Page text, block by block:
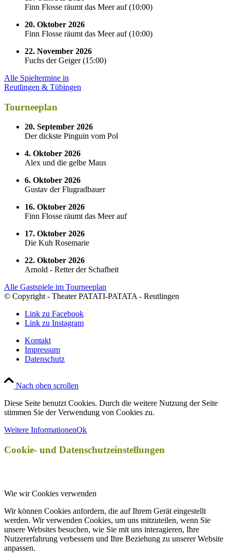
Finn Flosse räumt das Meer auf(10:00)
20. Oktober 2026
Finn Flosse räumt das Meer auf(10:00)
22. November 2026
Fuchs der Geiger(15:00)
Alle Spieltermine in
Reutlingen & Tübingen
Tourneeplan
20. September 2026
Der dickste Pinguin vom Pol
4. Oktober 2026
Alex und die gelbe Maus
6. Oktober 2026
Gustav der Flugradbauer
16. Oktober 2026
Finn Flosse räumt das Meer auf
17. Oktober 2026
Die Kuh Rosemarie
22. Oktober 2026
Arnold - Retter der Schafheit
Alle Gastspiele im Tourneeplan
© Copyright - Theater PATATI-PATATA - Reutlingen
Link zu Facebook
Link zu Instagram
Kontakt
Impressum
Datenschutz
Nach oben scrollen
Diese Seite benutzt Cookies. Durch die weitere Nutzung der Seite
stimmen Sie der Verwendung von Cookies zu.
Weitere InformationenOk
Cookie- und Datenschutzeinstellungen
Wie wir Cookies verwenden
Wir können Cookies anfordern, die auf Ihrem Gerät eingestellt
werden. Wir verwenden Cookies, um uns mitzuteilen, wenn Sie
unsere Websites besuchen, wie Sie mit uns interagieren, Ihre
Nutzererfahrung verbessern und Ihre Beziehung zu unserer Website
anpassen.